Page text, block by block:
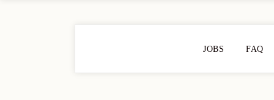
JOBS FAQ